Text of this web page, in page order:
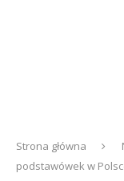
Strona główna
podstawówek w